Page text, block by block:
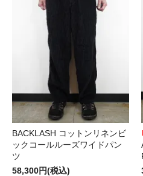
BACKLASH コットンリネンビ
ックコールルーズワイドパン
ツ
58,300円(税込)